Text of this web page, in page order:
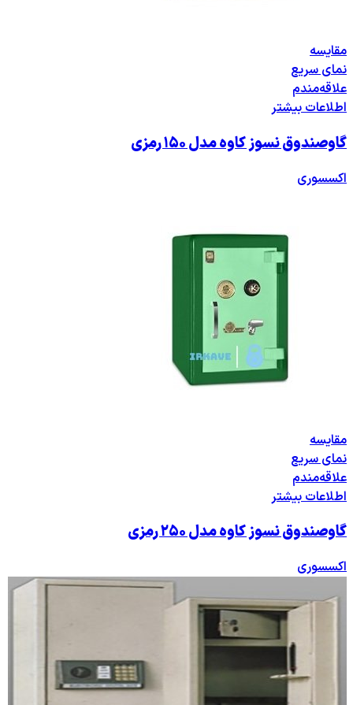
مقایسه
نمای سریع
علاقه‌مندم
اطلاعات بیشتر
گاوصندوق نسوز کاوه مدل ۱۵۰ رمزی
اکسسوری
مقایسه
نمای سریع
علاقه‌مندم
اطلاعات بیشتر
گاوصندوق نسوز کاوه مدل ۲۵۰ رمزی
اکسسوری